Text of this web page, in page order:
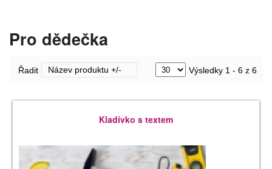
Pro dědečka
Výsledky 1 - 6 z 6
Řadit Název produktu +/-
Kladívko s textem